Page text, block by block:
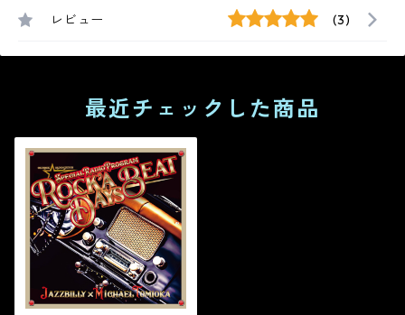
レビュー (3)
最近チェックした商品